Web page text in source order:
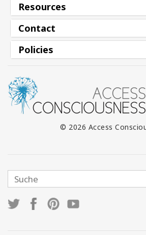
Resources
Contact
Policies
© 2026 Access